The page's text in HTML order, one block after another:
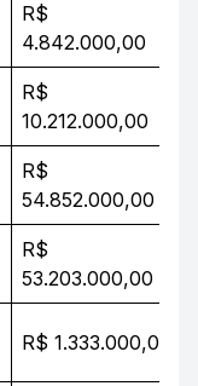
R$
4.842.000,00
R$
10.212.000,00
R$
54.852.000,00
R$
53.203.000,00
R$ 1.333.000,00